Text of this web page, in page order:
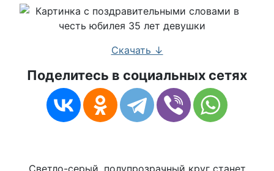
Скачать ↓
Поделитесь в социальных сетях